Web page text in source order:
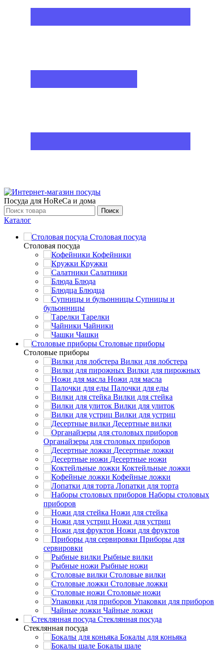
Посуда для HoReCa и дома
Поиск
Каталог
Столовая посуда
Столовая посуда
Кофейники
Кружки
Салатники
Блюда
Блюдца
Супницы и
бульонницы
Тарелки
Чайники
Чашки
Cтоловые приборы
Cтоловые приборы
Вилки для лобстера
Вилки для пирожных
Ножи для масла
Палочки для еды
Вилки для стейка
Вилки для улиток
Вилки для устриц
Десертные вилки
Органайзеры для столовых приборов
Десертные ложки
Десертные ножи
Коктейльные ложки
Кофейные ложки
Лопатки для торта
Наборы столовых
приборов
Ножи для стейка
Ножи для устриц
Ножи для фруктов
Приборы для
сервировки
Рыбные вилки
Рыбные ножи
Столовые вилки
Столовые ложки
Столовые ножи
Упаковки для приборов
Чайные ложки
Стеклянная посуда
Стеклянная посуда
Бокалы для коньяка
Бокалы шале